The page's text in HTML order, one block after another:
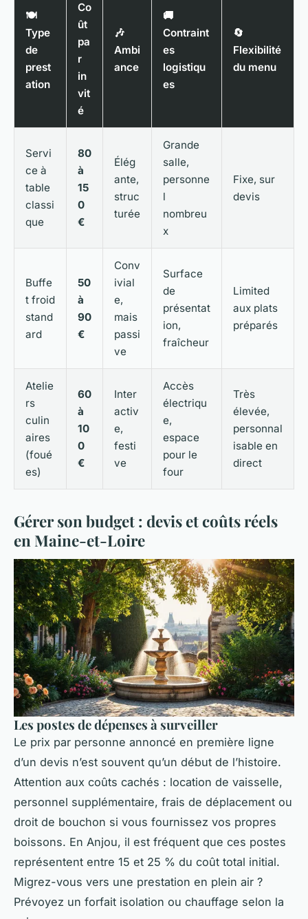
🍽️
Type
de
prest
ation
Co
ût
pa
r
in
vit
é
🎶
Ambi
ance
🚚
Contraint
es
logistiqu
es
🔄
Flexibilité
du menu
Servi
ce à
table
classi
que
80
à
15
0
€
Élég
ante,
struc
turée
Grande
salle,
personne
l
nombreu
x
Fixe, sur
devis
Buffe
t froid
stand
ard
50
à
90
€
Conv
ivial
e,
mais
passi
ve
Surface
de
présentat
ion,
fraîcheur
Limited
aux plats
préparés
Atelie
rs
culin
aires
(foué
es)
60
à
10
0
€
Inter
activ
e,
festi
ve
Accès
électriqu
e,
espace
pour le
four
Très
élevée,
personnal
isable en
direct
Gérer son budget : devis et coûts réels
en Maine-et-Loire
Les postes de dépenses à surveiller
Le prix par personne annoncé en première ligne
d’un devis n’est souvent qu’un début de l’histoire.
Attention aux coûts cachés : location de vaisselle,
personnel supplémentaire, frais de déplacement ou
droit de bouchon si vous fournissez vos propres
boissons. En Anjou, il est fréquent que ces postes
représentent entre 15 et 25 % du coût total initial.
Migrez-vous vers une prestation en plein air ?
Prévoyez un forfait isolation ou chauffage selon la